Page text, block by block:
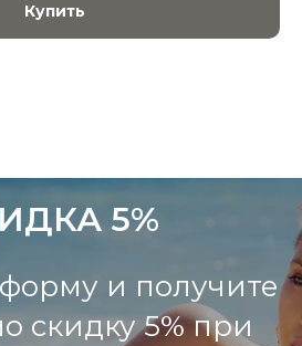
Купить
5%
и получите
скидку 5% при